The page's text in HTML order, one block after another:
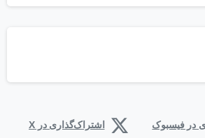
در فیسبوک اشتراک‌گذاری در X